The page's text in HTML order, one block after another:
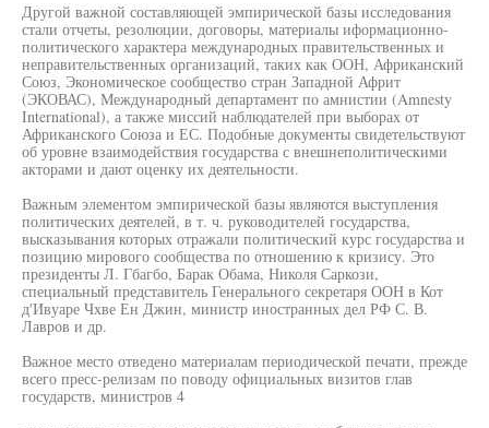
Другой важной составляющей эмпирической базы исследования
стали отчеты, резолюции, договоры, материалы иформационно-
политического характера международных правительственных и
неправительственных организаций, таких как ООН, Африканский
Союз, Экономическое сообщество стран Западной Африт
(ЭКОВАС), Международный департамент по амнистии (Amnesty
International), а также миссий наблюдателей при выборах от
Африканского Союза и ЕС. Подобные документы свидетельствуют
об уровне взаимодействия государства с внешнеполитическими
акторами и дают оценку их деятельности.
Важным элементом эмпирической базы являются выступления
политических деятелей, в т. ч. руководителей государства,
высказывания которых отражали политический курс государства и
позицию мирового сообщества по отношению к кризису. Это
президенты Л. Гбагбо, Барак Обама, Николя Саркози,
специальный представитель Генерального секретаря ООН в Кот
д'Ивуаре Чхве Ен Джин, министр иностранных дел РФ С. В.
Лавров и др.
Важное место отведено материалам периодической печати, прежде
всего пресс-релизам по поводу официальных визитов глав
государств, министров 4